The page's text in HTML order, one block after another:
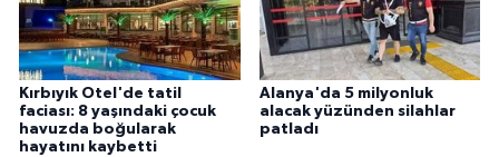
Kırbıyık Otel'de tatil
faciası: 8 yaşındaki çocuk
havuzda boğularak
hayatını kaybetti
Alanya'da 5 milyonluk
alacak yüzünden silahlar
patladı